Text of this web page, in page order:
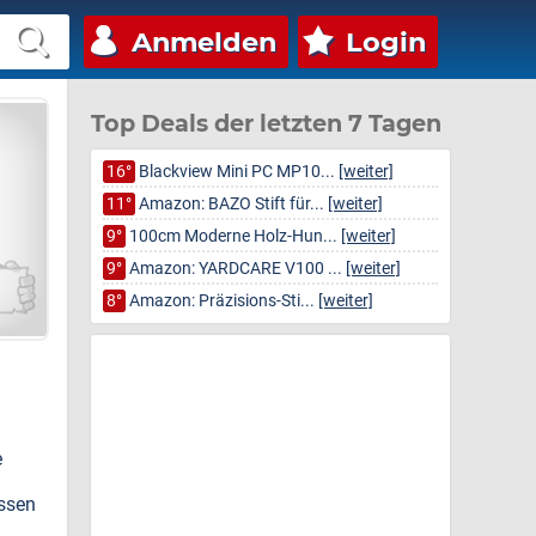
Anmelden Login
Top Deals der letzten 7 Tagen
16° Blackview Mini PC MP10... [weiter]
11° Amazon: BAZO Stift für... [weiter]
9° 100cm Moderne Holz-Hun... [weiter]
9° Amazon: YARDCARE V100 ... [weiter]
8° Amazon: Präzisions-Sti... [weiter]